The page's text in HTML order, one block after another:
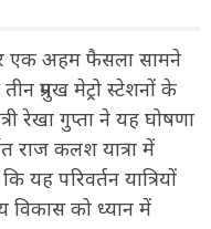
एक अहम फैसला सामने
प्रमुख मेट्रो स्टेशनों के
रेखा गुप्ता ने यह घोषणा
राज कलश यात्रा में
यह परिवर्तन यात्रियों
विकास को ध्यान में